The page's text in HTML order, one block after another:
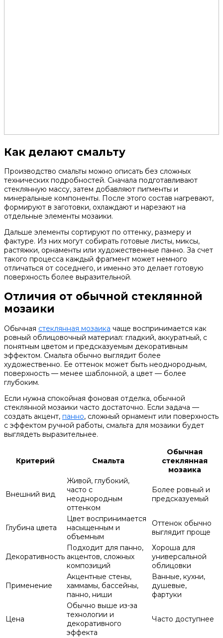
Как делают смальту
Производство смальты можно описать без сложных
технических подробностей. Сначала подготавливают
стеклянную массу, затем добавляют пигменты и
минеральные компоненты. После этого состав нагревают,
формируют в заготовки, охлаждают и нарезают на
отдельные элементы мозаики.
Дальше элементы сортируют по оттенку, размеру и
фактуре. Из них могут собирать готовые листы, миксы,
растяжки, орнаменты или художественные панно. За счет
такого процесса каждый фрагмент может немного
отличаться от соседнего, и именно это делает готовую
поверхность более выразительной.
Отличия от обычной стеклянной
мозаики
Обычная стеклянная мозаика чаще воспринимается как
ровный облицовочный материал: гладкий, аккуратный, с
понятным цветом и предсказуемым декоративным
эффектом. Смальта обычно выглядит более
художественно. Ее оттенок может быть неоднородным,
поверхность — менее шаблонной, а цвет — более
глубоким.
Если нужна спокойная фоновая отделка, обычной
стеклянной мозаики часто достаточно. Если задача —
создать акцент, панно, сложный орнамент или поверхность
с эффектом ручной работы, смальта для мозаики будет
выглядеть выразительнее.
Критерий Смальта
Обычная
стеклянная
мозаика
Внешний вид
Живой, глубокий,
часто с
неоднородным
оттенком
Более ровный и
предсказуемый
Глубина цвета
Цвет воспринимается
насыщенным и
объемным
Оттенок обычно
выглядит проще
Декоративность
Подходит для панно,
акцентов, сложных
композиций
Хороша для
универсальной
облицовки
Применение
Акцентные стены,
хаммамы, бассейны,
панно, ниши
Ванные, кухни,
душевые,
фартуки
Цена
Обычно выше из-за
технологии и
декоративного
эффекта
Часто доступнее